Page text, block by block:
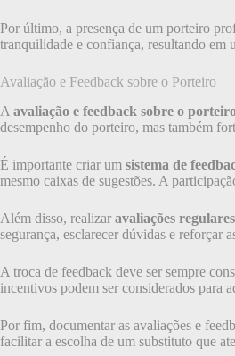
Por último, a presença de um porteiro
tranquilidade e confiança, resultando em
Avaliação e Feedback sobre o Porteiro
A avaliação e feedback sobre o
desempenho do porteiro, mas também
É importante criar um sistema de
mesmo caixas de sugestões. A
Além disso, realizar avaliações
segurança, esclarecer dúvidas e reforçar
A troca de feedback deve ser sempre
incentivos podem ser considerados para
Por fim, documentar as avaliações e
facilitar a escolha de um substituto que